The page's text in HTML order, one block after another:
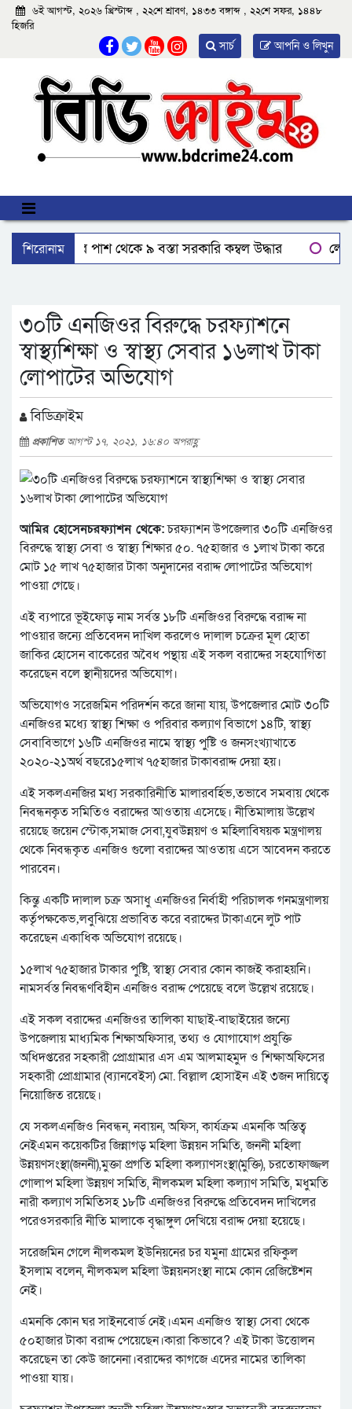
৬ই আগস্ট, ২০২৬ খ্রিস্টাব্দ , ২২শে শ্রাবণ, ১৪৩৩ বঙ্গাব্দ , ২২শে সফর, ১৪৪৮
হিজরি
আপনি ও লিখুন
সার্চ
শিরোনাম
বরিশালে রাস্তার পাশ থেকে ৯ বস্তা সরকারি কম্বল উদ্ধার
৩০টি এনজিওর বিরুদ্ধে চরফ্যাশনে
স্বাস্থ্যশিক্ষা ও স্বাস্থ্য সেবার ১৬লাখ টাকা
লোপাটের অভিযোগ
বিডিক্রাইম
প্রকাশিতআগস্ট ১৭, ২০২১, ১৬:৪০ অপরাহ্ণ
আমির হোসেনচরফ্যাশন থেকে:চরফ্যাশন উপজেলার ৩০টি এনজিওর
বিরুদ্ধে স্বাস্থ্য সেবা ও স্বাস্থ্য শিক্ষার ৫০. ৭৫হাজার ও ১লাখ টাকা করে
মোট ১৫ লাখ ৭৫হাজার টাকা অনুদানের বরাদ্দ লোপাটের অভিযোগ
পাওয়া গেছে।
এই ব্যপারে ভূইফোড় নাম সর্বস্ত ১৮টি এনজিওর বিরুদ্ধে বরাদ্দ না
পাওয়ার জন্যে প্রতিবেদন দাখিল করলেও দালাল চক্রের মূল হোতা
জাকির হোসেন বাকেরের অবৈধ পন্থায় এই সকল বরাদ্দের সহযোগিতা
করেছেন বলে স্থানীয়দের অভিযোগ।
অভিযোগও সরেজমিন পরিদর্শন করে জানা যায়, উপজেলার মোট ৩০টি
এনজিওর মধ্যে স্বাস্থ্য শিক্ষা ও পরিবার কল্যাণ বিভাগে ১৪টি, স্বাস্থ্য
সেবাবিভাগে ১৬টি এনজিওর নামে স্বাস্থ্য পুষ্টি ও জনসংখ্যাখাতে
২০২০-২১অর্থ বছরে১৫লাখ ৭৫হাজার টাকাবরাদ্দ দেয়া হয়।
এই সকলএনজির মধ্য সরকারিনীতি মালারবর্হিভ‚তভাবে সমবায় থেকে
নিবন্ধনকৃত সমিতিও বরাদ্দের আওতায় এসেছে। নীতিমালায় উল্লেখ
রয়েছে জয়েন স্টোক,সমাজ সেবা,যুবউন্নয়ণ ও মহিলাবিষয়ক মন্ত্রণালয়
থেকে নিবন্ধকৃত এনজিও গুলো বরাদ্দের আওতায় এসে আবেদন করতে
পারবেন।
কিন্তু একটি দালাল চক্র অসাধু এনজিওর নির্বাহী পরিচালক গনমন্ত্রণালয়
কর্তৃপক্ষকেভ‚লবুঝিয়ে প্রভাবিত করে বরাদ্দের টাকাএনে লুট পাট
করেছেন একাধিক অভিযোগ রয়েছে।
১৫লাখ ৭৫হাজার টাকার পুষ্টি, স্বাস্থ্য সেবার কোন কাজই করাহয়নি।
নামসর্বস্ত নিবন্ধণবিহীন এনজিও বরাদ্দ পেয়েছে বলে উল্লেখ রয়েছে।
এই সকল বরাদ্দের এনজিওর তালিকা যাছাই-বাছাইয়ের জন্যে
উপজেলায় মাধ্যমিক শিক্ষাঅফিসার, তথ্য ও যোগাযোগ প্রযুক্তি
অধিদপ্তরের সহকারী প্রোগ্রামার এস এম আলমাহমুদ ও শিক্ষাঅফিসের
সহকারী প্রোগ্রামার (ব্যানবেইস) মো. বিল্লাল হোসাইন এই ৩জন দায়িত্বে
নিয়োজিত রয়েছে।
যে সকলএনজিও নিবন্ধন, নবায়ন, অফিস, কার্যক্রম এমনকি অস্তিত্ব
নেইএমন কয়েকটির জিন্নাগড় মহিলা উন্নয়ন সমিতি, জননী মহিলা
উন্নয়ণসংস্থা(জননী),মুক্তা প্রগতি মহিলা কল্যাণসংস্থা(মুক্তি), চরতোফাজ্জল
গোলাপ মহিলা উন্নয়ণ সমিতি, নীলকমল মহিলা কল্যাণ সমিতি, মধুমতি
নারী কল্যাণ সমিতিসহ ১৮টি এনজিওর বিরুদ্ধে প্রতিবেদন দাখিলের
পরেওসরকারি নীতি মালাকে বৃদ্ধাঙ্গুল দেখিয়ে বরাদ্দ দেয়া হয়েছে।
সরেজমিন গেলে নীলকমল ইউনিয়নের চর যমুনা গ্রামের রফিকুল
ইসলাম বলেন, নীলকমল মহিলা উন্নয়নসংস্থা নামে কোন রেজিষ্টেশন
নেই।
এমনকি কোন ঘর সাইনবোর্ড নেই।এমন এনজিও স্বাস্থ্য সেবা থেকে
৫০হাজার টাকা বরাদ্দ পেয়েছেন।কারা কিভাবে? এই টাকা উত্তোলন
করেছেন তা কেউ জানেনা।বরাদ্দের কাগজে এদের নামের তালিকা
পাওয়া যায়।